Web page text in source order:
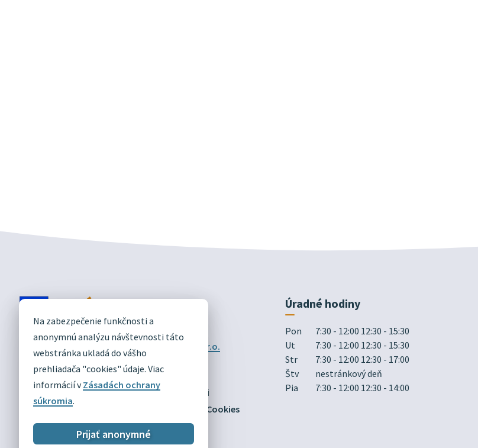
Na zabezpečenie funkčnosti a
anonymnú analýzu návštevnosti táto
webstránka ukladá do vášho
prehliadača "cookies" údaje. Viac
informácií vZásadách ochrany
súkromia.
Prijať anonymné
DIVÍN
OFICIÁLNE STRÁNKY
Technický prevádzkovateľ:
Alphabet partner s.r.o.
Správca obsahu:Obec Divín
Posledná aktualizácia:03.08.2026
Mapa
Vyhlásenie o prístupnosti
Zásady ochrany osobných údajov
Nastaviť Cookies
Úradné hodiny
Pon
7:30 - 12:00 12:30 - 15:30
Ut
7:30 - 12:00 12:30 - 15:30
Str
7:30 - 12:00 12:30 - 17:00
Štv
nestránkový deň
Pia
7:30 - 12:00 12:30 - 14:00